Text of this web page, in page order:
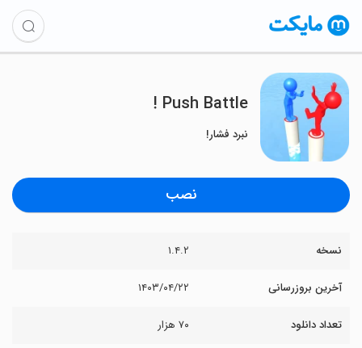
Push Battle !
نبرد فشار!
نصب
نسخه ۱.۴.۲
آخرین بروزرسانی ۱۴۰۳/۰۴/۲۲
تعداد دانلود ۷۰ هزار